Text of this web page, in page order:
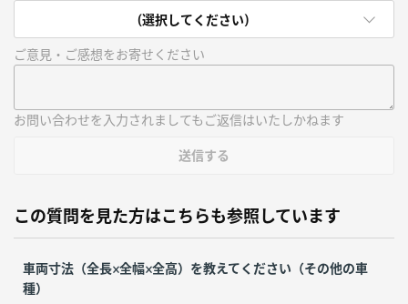
(選択してください)
ご意見・ご感想をお寄せください
お問い合わせを入力されましてもご返信はいたしかねます
送信する
この質問を見た方はこちらも参照しています
車両寸法（全長×全幅×全高）を教えてください（その他の車
種）